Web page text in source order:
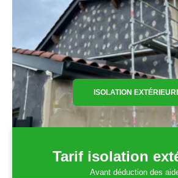
ISOLATION
Tarif isolation
Avant déduction des